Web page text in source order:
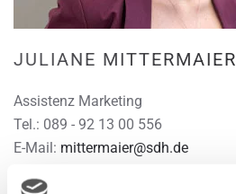
JULIANE MITTERMAIER
Assistenz Marketing
Tel.: 089 - 92 13 00 556
E-Mail: mittermaier@sdh.de